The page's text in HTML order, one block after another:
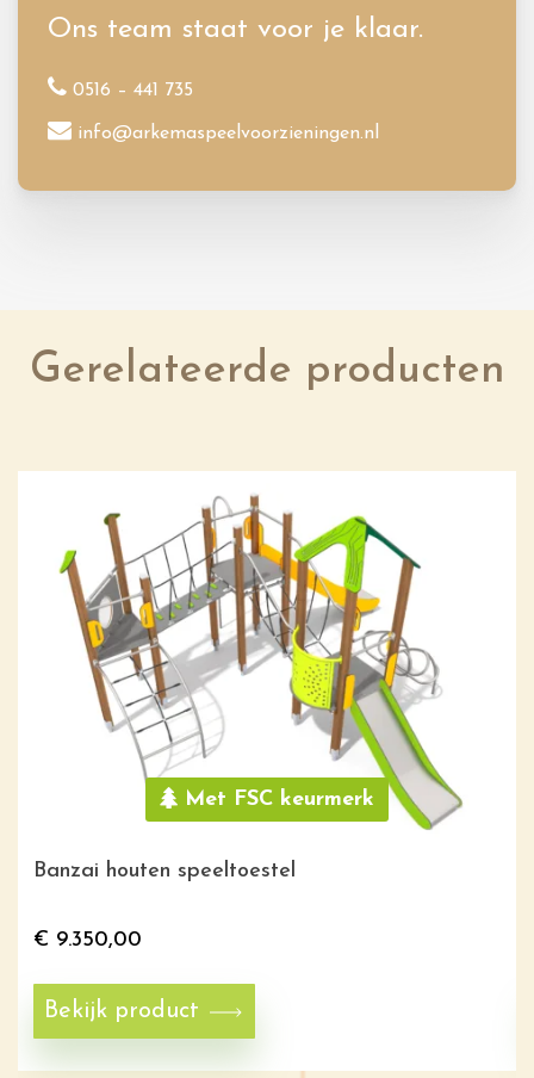
Ons team staat voor je klaar.
0516 – 441 735
info@arkemaspeelvoorzieningen.nl
Gerelateerde producten
Met FSC keurmerk
Banzai houten speeltoestel
€ 9.350,00
Bekijk product